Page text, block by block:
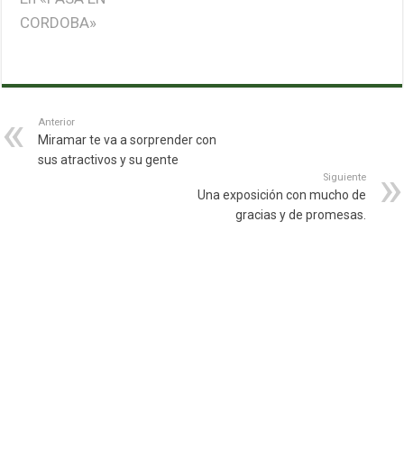
CORDOBA»
Anterior
Miramar te va a sorprender con
sus atractivos y su gente
Siguiente
Una exposición con mucho de
gracias y de promesas.